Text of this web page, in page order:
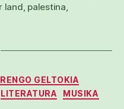
land palestina
GELTOKIA
LITERATURA MUSIKA